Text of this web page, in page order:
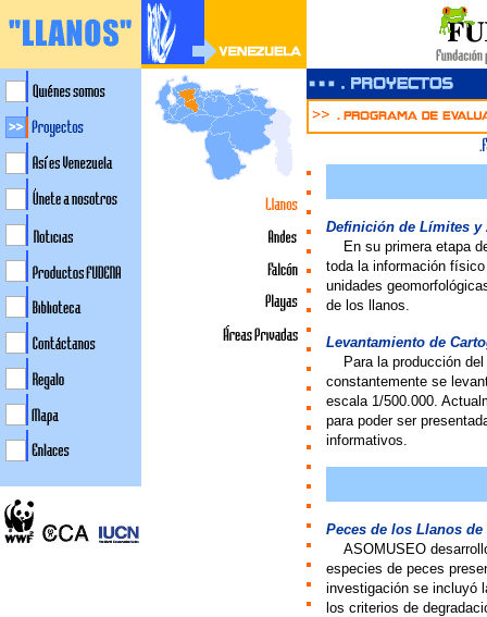
Definición de Límites y
En su primera etapa
toda la información
unidades
de los llanos.
Levantamiento de
Para la producción
constantemente se
escala 1/500.000.
para poder ser
informativos.
Peces de los Llanos de
ASOMUSEO
especies de peces
investigación se incluyó
los criterios de